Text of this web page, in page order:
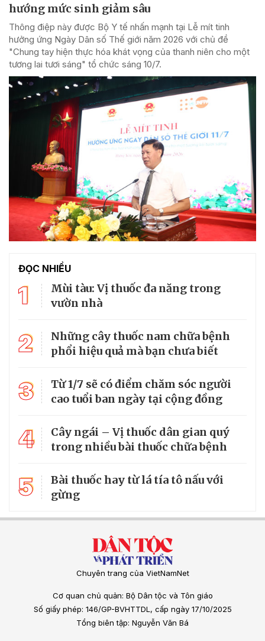
hướng mức sinh giảm sâu
Thông điệp này được Bộ Y tế nhấn mạnh tại Lễ mít tinh
hưởng ứng Ngày Dân số Thế giới năm 2026 với chủ đề
"Chung tay hiện thực hóa khát vọng của thanh niên cho một
tương lai tươi sáng" tổ chức sáng 10/7.
ĐỌC NHIỀU
1
Mùi tàu: Vị thuốc đa năng trong
vườn nhà
2
Những cây thuốc nam chữa bệnh
phổi hiệu quả mà bạn chưa biết
3
Từ 1/7 sẽ có điểm chăm sóc người
cao tuổi ban ngày tại cộng đồng
4
Cây ngái – Vị thuốc dân gian quý
trong nhiều bài thuốc chữa bệnh
5
Bài thuốc hay từ lá tía tô nấu với
gừng
Chuyên trang của VietNamNet
Cơ quan chủ quản: Bộ Dân tộc và Tôn giáo
Số giấy phép: 146/GP-BVHTTDL, cấp ngày 17/10/2025
Tổng biên tập: Nguyễn Văn Bá